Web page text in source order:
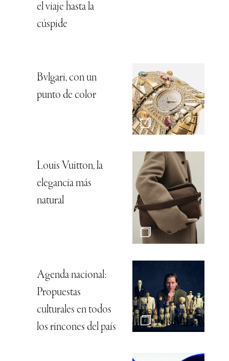
el viaje hasta la
cúspide
Bvlgari, con un
punto de color
Louis Vuitton, la
elegancia más
natural
Agenda nacional:
Propuestas
culturales en todos
los rincones del país